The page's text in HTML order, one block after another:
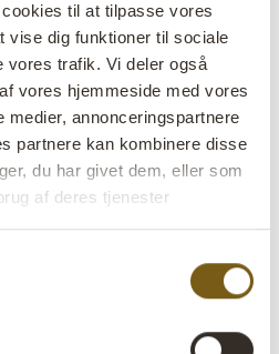
til at tilpasse vores
vise dig funktioner til sociale
vores trafik. Vi deler også
vores hjemmeside med vores
medier, annonceringspartnere
partnere kan kombinere disse
du har givet dem, eller som
af deres tjenester